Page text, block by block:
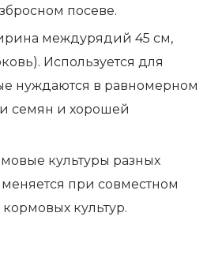
посеве.
междурядий 45 см,
Используется для
нуждаются в равномерном
семян и хорошей
культуры разных
при совместном
культур.